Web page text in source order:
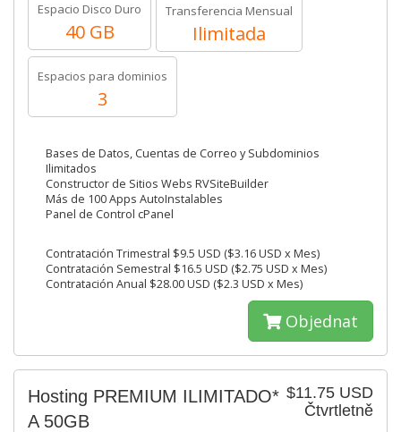
Espacio Disco Duro
40 GB
Transferencia Mensual
Ilimitada
Espacios para dominios
3
Bases de Datos, Cuentas de Correo y Subdominios
Ilimitados
Constructor de Sitios Webs RVSiteBuilder
Más de 100 Apps AutoInstalables
Panel de Control cPanel
Contratación Trimestral $9.5 USD ($3.16 USD x Mes)
Contratación Semestral $16.5 USD ($2.75 USD x Mes)
Contratación Anual $28.00 USD ($2.3 USD x Mes)
Objednat
$11.75 USD
Čtvrtletně
Hosting PREMIUM ILIMITADO*
A 50GB